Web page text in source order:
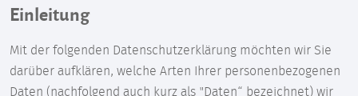
Einleitung
Mit der folgenden Datenschutzerklärung möchten wir Sie
darüber aufklären, welche Arten Ihrer personenbezogenen
Daten (nachfolgend auch kurz als "Daten“ bezeichnet) wir